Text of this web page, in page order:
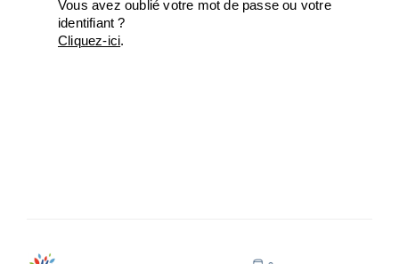
Vous avez oublié votre mot de passe ou votre
identifiant ?
Cliquez-ici.